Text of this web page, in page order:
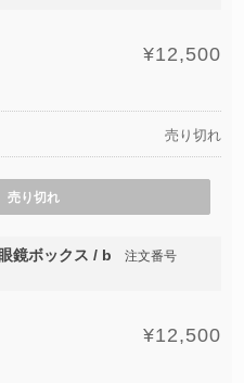
¥12,500
売り切れ
売り切れ
鏡ボックス / b
注文番号
¥12,500